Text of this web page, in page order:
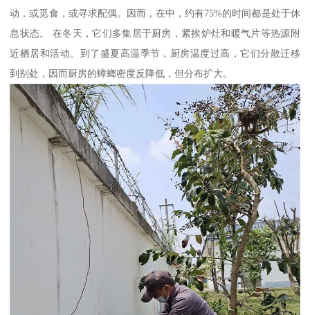
动，或觅食，或寻求配偶。因而，在中，约有75%的时间都是处于休
息状态。 在冬天，它们多集居于厨房，紧挨炉灶和暖气片等热源附
近栖居和活动。到了盛夏高温季节，厨房温度过高，它们分散迁移
到别处，因而厨房的蟑螂密度反降低，但分布扩大。